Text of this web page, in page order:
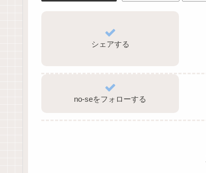
シェアする
no-seをフォローする